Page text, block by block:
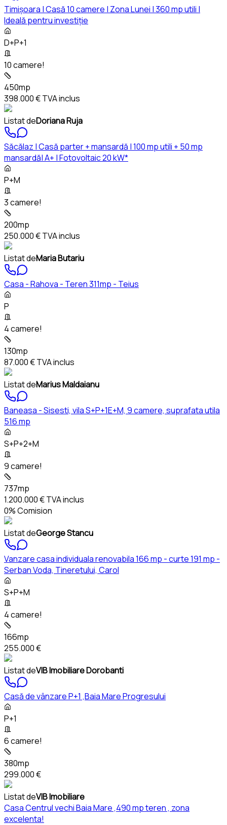
Timișoara | Casă 10 camere | Zona Lunei | 360 mp utili |
Ideală pentru investiție
D+P+1
10 camere!
450mp
398.000 €TVA inclus
Listat deDoriana Ruja
Săcălaz | Casă parter + mansardă | 100 mp utili + 50 mp
mansardă| A+ | Fotovoltaic 20 kW*
P+M
3 camere!
200mp
250.000 €TVA inclus
Listat deMaria Butariu
Casa - Rahova - Teren 311mp - Teius
P
4 camere!
130mp
87.000 €TVA inclus
Listat deMarius Maldaianu
Baneasa - Sisesti, vila S+P+1E+M, 9 camere, suprafata utila
516 mp
S+P+2+M
9 camere!
737mp
1.200.000 €TVA inclus
0% Comision
Listat deGeorge Stancu
Vanzare casa individuala renovabila 166 mp - curte 191 mp -
Serban Voda, Tineretului, Carol
S+P+M
4 camere!
166mp
255.000 €
Listat deVIB Imobiliare Dorobanti
Casă de vânzare P+1 ,Baia Mare Progresului
P+1
6 camere!
380mp
299.000 €
Listat deVIB Imobiliare
Casa Centrul vechi Baia Mare ,490 mp teren , zona
excelenta!